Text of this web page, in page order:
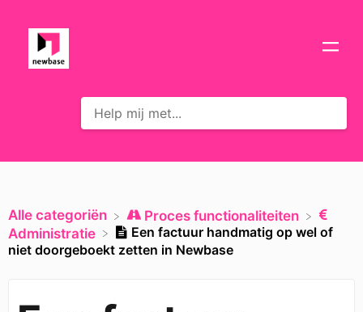
Alle categoriën
​Proces functionaliteiten
​Administratie
Een factuur handmatig op wel of
niet doorgeboekt zetten in Newbase